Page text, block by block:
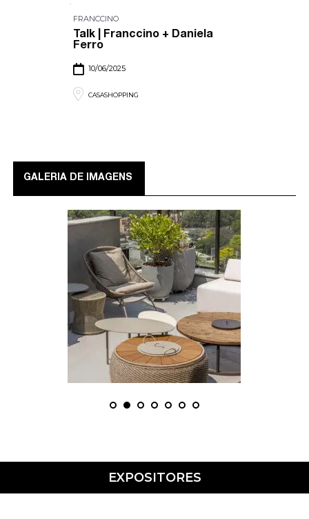
FRANCCINO
Talk | Franccino + Daniela
Ferro
10/06/2025
CASASHOPPING
GALERIA DE IMAGENS
EXPOSITORES